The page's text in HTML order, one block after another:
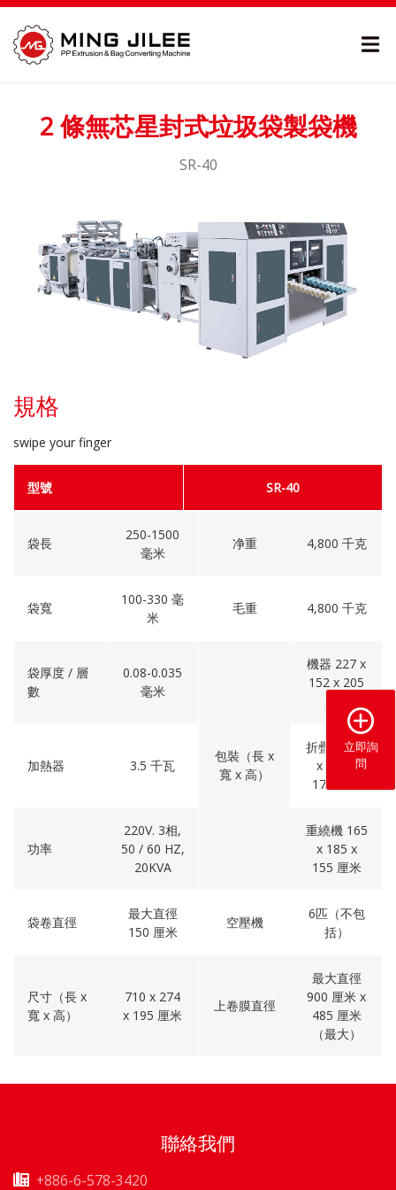
2 條無芯星封式垃圾袋製袋機
SR-40
立即詢
問
規格
swipe your finger
型號 SR-40
袋長
250-1500
毫米
净重 4,800 千克
袋寬
100-330 毫
米
毛重 4,800 千克
袋厚度 / 層
數
0.08-0.035
毫米
包裝（長 x
寬 x 高）
機器 227 x
152 x 205
加熱器 3.5 千瓦
折疊機 227
x 179 x
170 厘米
功率
220V. 3相,
50 / 60 HZ,
20KVA
重繞機 165
x 185 x
155 厘米
袋卷直徑
最大直徑
150 厘米
空壓機
6匹（不包
括）
尺寸（長 x
寬 x 高）
710 x 274
x 195 厘米
上卷膜直徑
最大直徑
900 厘米 x
485 厘米
（最大）
聯絡我們
+886-6-578-3420